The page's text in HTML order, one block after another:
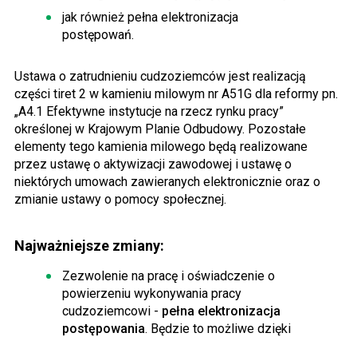
jak również pełna elektronizacja
postępowań.
Ustawa o zatrudnieniu cudzoziemców jest realizacją
części tiret 2 w kamieniu milowym nr A51G dla reformy pn.
„A4.1 Efektywne instytucje na rzecz rynku pracy”
określonej w Krajowym Planie Odbudowy. Pozostałe
elementy tego kamienia milowego będą realizowane
przez ustawę o aktywizacji zawodowej i ustawę o
niektórych umowach zawieranych elektronicznie oraz o
zmianie ustawy o pomocy społecznej.
Najważniejsze zmiany:
Zezwolenie na pracę i oświadczenie o
powierzeniu wykonywania pracy
cudzoziemcowi - pełna elektronizacja
postępowania. Będzie to możliwe dzięki